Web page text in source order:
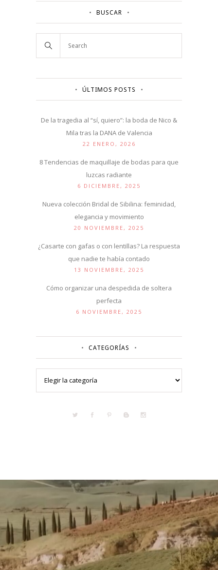
BUSCAR
ÚLTIMOS POSTS
De la tragedia al “sí, quiero”: la boda de Nico &
Mila tras la DANA de Valencia
22 ENERO, 2026
8 Tendencias de maquillaje de bodas para que
luzcas radiante
6 DICIEMBRE, 2025
Nueva colección Bridal de Sibilina: feminidad,
elegancia y movimiento
20 NOVIEMBRE, 2025
¿Casarte con gafas o con lentillas? La respuesta
que nadie te había contado
13 NOVIEMBRE, 2025
Cómo organizar una despedida de soltera
perfecta
6 NOVIEMBRE, 2025
CATEGORÍAS